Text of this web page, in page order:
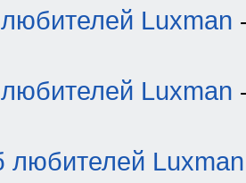
Luxman
Luxman
любителей Luxman